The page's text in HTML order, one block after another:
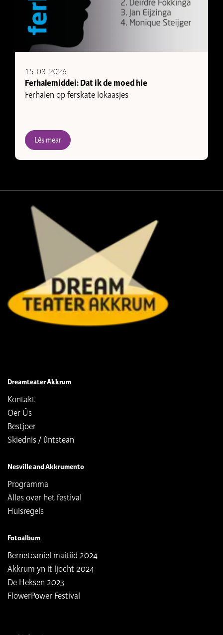
15-03-2026
Ferhalemiddei: Dat ik de moed hie
Ferhalen op ferskate lokaasjes
Lês mear
Dreamteater Akkrum
Kontakt
Oer Ús
Bestjoer
Skiednis / ûntstean
Nesville and Akkrumento
Programma
Alles over het festival
Huisregels
Fotoalbum
Bernetoaniel maitiid 2024
Akkrum yn it ljocht 2024
De Heksen 2023
FlowerPower Festival